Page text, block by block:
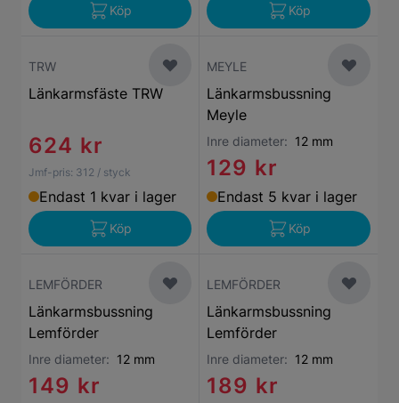
Köp Köp
TRW
Länkarmsfäste TRW
624 kr
Jmf-pris: 312 / styck
Endast 1 kvar i lager
Köp
MEYLE
Länkarmsbussning
Meyle
Inre diameter: 12 mm
129 kr
Endast 5 kvar i lager
Köp
LEMFÖRDER
Länkarmsbussning
Lemförder
Inre diameter: 12 mm
149 kr
LEMFÖRDER
Länkarmsbussning
Lemförder
Inre diameter: 12 mm
189 kr